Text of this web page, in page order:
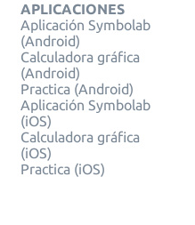
APLICACIONES
Aplicación Symbolab
(Android)
Calculadora gráfica
(Android)
Practica (Android)
Aplicación Symbolab
(iOS)
Calculadora gráfica
(iOS)
Practica (iOS)